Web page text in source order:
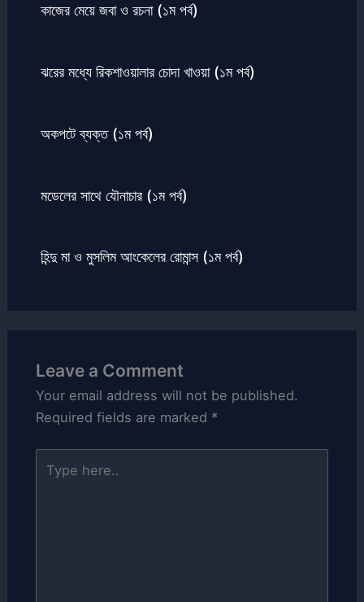
কাজের মেয়ে জবা ও রচনা (১ম পর্ব)
ঝরের মধ্যে রিকশাওয়ালার চোদা খাওয়া (১ম পর্ব)
অকপটে ব্যক্ত (১ম পর্ব)
মডেলের সাথে যৌনাচার (১ম পর্ব)
হিন্দু মা ও মুসলিম আংকেলের রোমান্স (১ম পর্ব)
Leave a Comment
Your email address will not be published.
Required fields are marked *
here..